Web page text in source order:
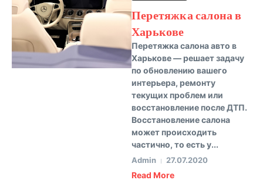
Перетяжка салона в
Харькове
Перетяжка салона авто в
Харькове — решает задачу
по обновлению вашего
интерьера, ремонту
текущих проблем или
восстановление после ДТП.
Восстановление салона
может происходить
частично, то есть у...
Admin 27.07.2020
Read More